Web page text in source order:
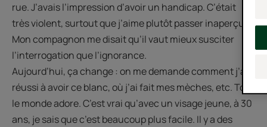
rue. J’avais l’impression d’avoir un handicap. C’était
très violent, surtout que j’aime plutôt passer inaperçue.
Mon compagnon me disait qu’il vaut mieux susciter
l’interrogation que l’ignorance.
Aujourd’hui, ça change : on me demande comment j’ai
réussi à avoir ce blanc, où j’ai fait mes mèches, etc. Tout
le monde adore. C’est vrai qu’avec un visage jeune, à 30
ans, je sais que c’est beaucoup plus facile. Il y a des